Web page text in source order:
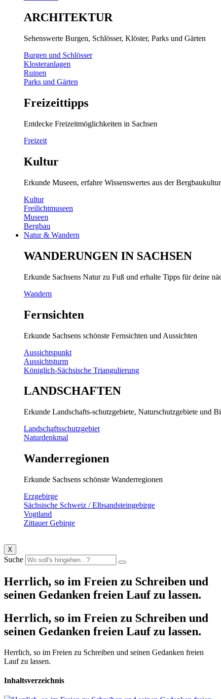
ARCHITEKTUR
Sehenswerte Burgen, Schlösser, Klöster, Parks und Gärten
Burgen und Schlösser
Klosteranlagen
Ruinen
Parks und Gärten
Freizeittipps
Entdecke Freizeitmöglichkeiten in Sachsen
Freizeit
Kultur
Erkunde Museen, erfahre Wissenswertes aus der
Kultur
Freilichtmuseen
Museen
Bergbau
Natur & Wandern
WANDERUNGEN IN SACHSEN
Erkunde Sachsens Natur zu Fuß und erhalte Tipps für deine
Wandern
Fernsichten
Erkunde Sachsens schönste Fernsichten und Aussichten
Aussichtspunkt
Aussichtsturm
Königlich-Sächsische Triangulierung
LANDSCHAFTEN
Erkunde Landschafts-schutzgebiete, Naturschutzgebiete und
Landschaftsschutzgebiet
Naturdenkmal
Wanderregionen
Erkunde Sachsens schönste Wanderregionen
Erzgebirge
Sächsische Schweiz / Elbsandsteingebirge
Vogtland
Zittauer Gebirge
X
Suche
Herrlich, so im Freien zu Schreiben und
seinen Gedanken freien Lauf zu lassen.
Herrlich, so im Freien zu Schreiben und
seinen Gedanken freien Lauf zu lassen.
Herrlich, so im Freien zu Schreiben und seinen Gedanken freien
Lauf zu lassen.
Inhaltsverzeichnis